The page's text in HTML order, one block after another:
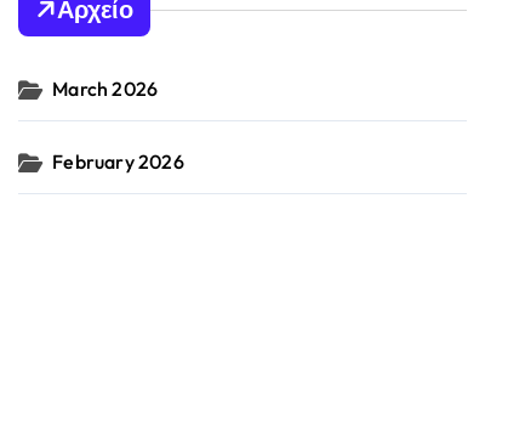
Αρχείο
March 2026
February 2026